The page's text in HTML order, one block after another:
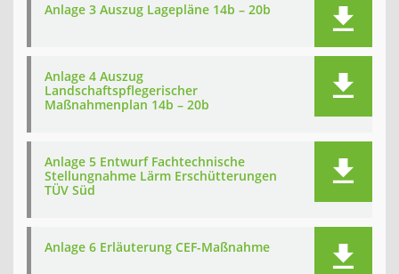
Anlage 3 Auszug Lagepläne 14b – 20b
Anlage 4 Auszug
Landschaftspflegerischer
Maßnahmenplan 14b – 20b
Anlage 5 Entwurf Fachtechnische
Stellungnahme Lärm Erschütterungen
TÜV Süd
Anlage 6 Erläuterung CEF-Maßnahme